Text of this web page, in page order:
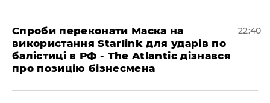
​Спроби переконати Маска на
використання Starlink для ударів по
балістиці в РФ - The Atlantic дізнався
про позицію бізнесмена
22:40